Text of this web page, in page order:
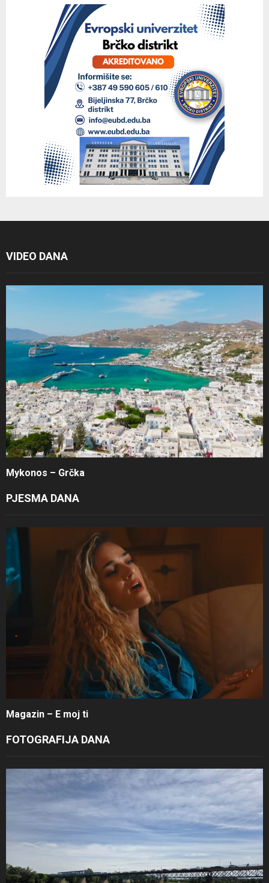
VIDEO DANA
Mykonos – Grčka
PJESMA DANA
Magazin – E moj ti
FOTOGRAFIJA DANA